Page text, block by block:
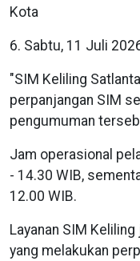
Kota
6. Sabtu, 11 Juli
"SIM Keliling
perpanjangan SIM
pengumuman
Jam operasional
- 14.30 WIB,
12.00 WIB.
Layanan SIM
yang melakukan